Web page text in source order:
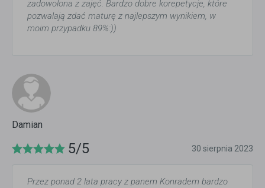
zadowolona z zajęć. Bardzo dobre korepetycje, które
pozwalają zdać maturę z najlepszym wynikiem, w
moim przypadku 89%:))
Damian
5/5 30 sierpnia 2023
Przez ponad 2 lata pracy z panem Konradem bardzo